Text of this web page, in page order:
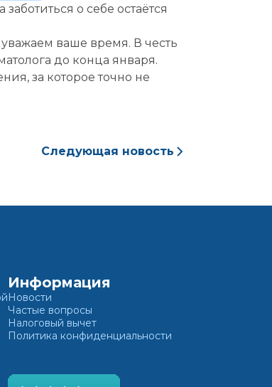
о себе остаётся
ваше время. В честь
до конца января.
за которое точно не
Следующая новость
Информация
Новости
Частые вопросы
Налоговый вычет
Политика конфиденциальности